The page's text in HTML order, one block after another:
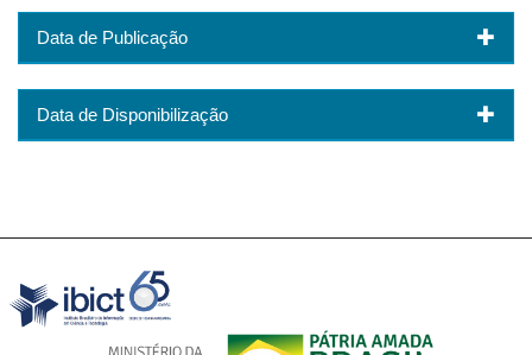
Data de Publicação
Data de Disponibilização